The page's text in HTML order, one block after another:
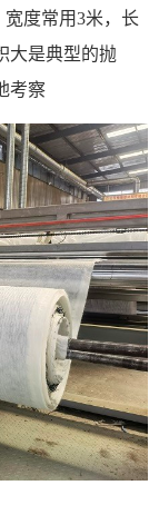
度常用3米，长
大是典型的抛
考察